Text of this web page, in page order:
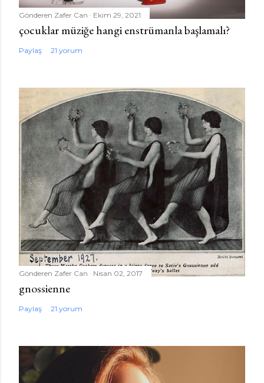
Gönderen Zafer Can Ekim 29, 2021
çocuklar müziğe hangi enstrümanla başlamalı?
Paylaş 21 yorum
Gönderen Zafer Can Nisan 02, 2017
gnossienne
Paylaş 21 yorum